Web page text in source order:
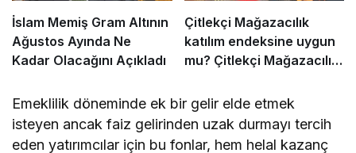
İslam Memiş Gram Altının
Ağustos Ayında Ne
Kadar Olacağını Açıkladı
Çitlekçi Mağazacılık
katılım endeksine uygun
mu? Çitlekçi Mağazacılık
mi?
Emeklilik döneminde ek bir gelir elde etmek
isteyen ancak faiz gelirinden uzak durmayı tercih
eden yatırımcılar için bu fonlar, hem helal kazanç